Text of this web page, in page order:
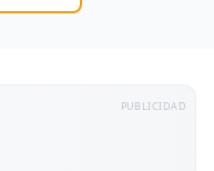
PUBLICIDAD